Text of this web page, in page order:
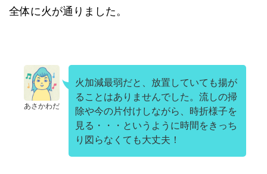
全体に火が通りました。
あさかわだ
火加減最弱だと、放置していても揚が
ることはありませんでした。流しの掃
除や今の片付けしながら、時折様子を
見る・・・というように時間をきっち
り図らなくても大丈夫！